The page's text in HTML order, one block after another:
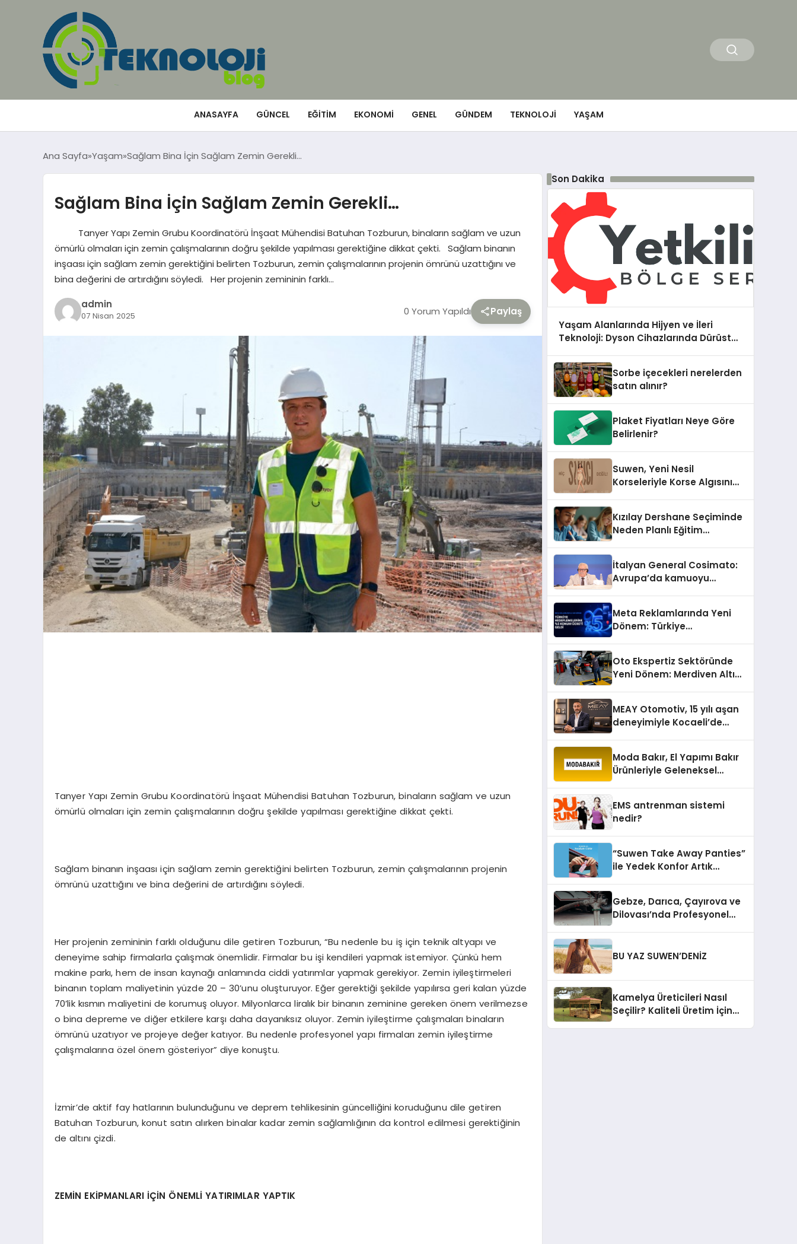
ANASAYFA GÜNCEL EĞITIM EKONOMI GENEL GÜNDEM TEKNOLOJI YAŞAM
Ana Sayfa Yaşam Sağlam Bina İçin Sağlam Zemin Gerekli…
Sağlam Bina İçin Sağlam Zemin Gerekli…
Tanyer Yapı Zemin Grubu Koordinatörü İnşaat Mühendisi Batuhan Tozburun, binaların sağlam ve uzun
ömürlü olmaları için zemin çalışmalarının doğru şekilde yapılması gerektiğine dikkat çekti. Sağlam binanın
inşaası için sağlam zemin gerektiğini belirten Tozburun, zemin çalışmalarının projenin ömrünü uzattığını ve
bina değerini de artırdığını söyledi. Her projenin zemininin farklı…
admin
07 Nisan 2025 0 Yorum Yapıldı Paylaş
Tanyer Yapı Zemin Grubu Koordinatörü İnşaat Mühendisi Batuhan Tozburun, binaların sağlam ve uzun
ömürlü olmaları için zemin çalışmalarının doğru şekilde yapılması gerektiğine dikkat çekti.
Sağlam binanın inşaası için sağlam zemin gerektiğini belirten Tozburun, zemin çalışmalarının projenin
ömrünü uzattığını ve bina değerini de artırdığını söyledi.
Her projenin zemininin farklı olduğunu dile getiren Tozburun, “Bu nedenle bu iş için teknik altyapı ve
deneyime sahip firmalarla çalışmak önemlidir. Firmalar bu işi kendileri yapmak istemiyor. Çünkü hem
makine parkı, hem de insan kaynağı anlamında ciddi yatırımlar yapmak gerekiyor. Zemin iyileştirmeleri
binanın toplam maliyetinin yüzde 20 – 30’unu oluşturuyor. Eğer gerektiği şekilde yapılırsa geri kalan yüzde
70’lik kısmın maliyetini de korumuş oluyor. Milyonlarca liralık bir binanın zeminine gereken önem verilmezse
o bina depreme ve diğer etkilere karşı daha dayanıksız oluyor. Zemin iyileştirme çalışmaları binaların
ömrünü uzatıyor ve projeye değer katıyor. Bu nedenle profesyonel yapı firmaları zemin iyileştirme
çalışmalarına özel önem gösteriyor” diye konuştu.
İzmir’de aktif fay hatlarının bulunduğunu ve deprem tehlikesinin güncelliğini koruduğunu dile getiren
Batuhan Tozburun, konut satın alırken binalar kadar zemin sağlamlığının da kontrol edilmesi gerektiğinin
de altını çizdi.
ZEMİN EKİPMANLARI İÇİN ÖNEMLİ YATIRIMLAR YAPTIK
Son Dakika
Yaşam Alanlarında Hijyen ve İleri
Teknoloji: Dyson Cihazlarında Dürüst
Sorbe içecekleri nerelerden
satın alınır?
Plaket Fiyatları Neye Göre
Belirlenir?
Suwen, Yeni Nesil
Korseleriyle Korse Algısını
Kızılay Dershane Seçiminde
Neden Planlı Eğitim
İtalyan General Cosimato:
Avrupa’da kamuoyu
Meta Reklamlarında Yeni
Dönem: Türkiye
Oto Ekspertiz Sektöründe
Yeni Dönem: Merdiven Altı
MEAY Otomotiv, 15 yılı aşan
deneyimiyle Kocaeli’de
Moda Bakır, El Yapımı Bakır
Ürünleriyle Geleneksel
EMS antrenman sistemi
nedir?
“Suwen Take Away Panties”
ile Yedek Konfor Artık
Gebze, Darıca, Çayırova ve
Dilovası’nda Profesyonel
BU YAZ SUWEN’DENİZ
Kamelya Üreticileri Nasıl
Seçilir? Kaliteli Üretim İçin